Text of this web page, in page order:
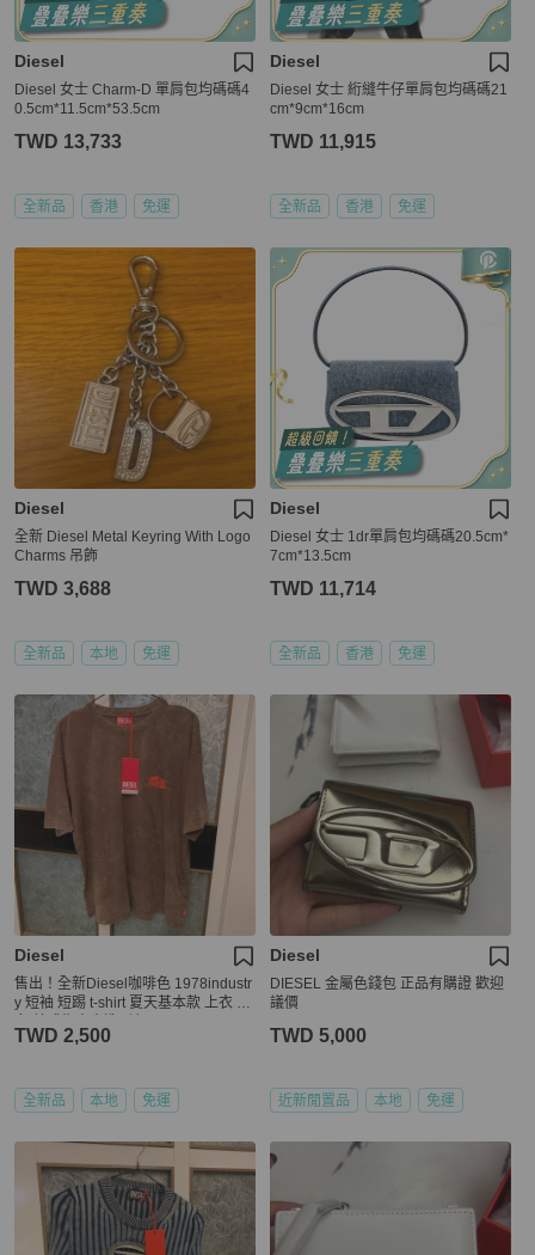
Diesel
Diesel 女士 Charm-D 單肩包均碼碼4
0.5cm*11.5cm*53.5cm
TWD 13,733
全新品 香港 免運
Diesel
Diesel 女士 絎縫牛仔單肩包均碼碼21
cm*9cm*16cm
TWD 11,915
全新品 香港 免運
Diesel
全新 Diesel Metal Keyring With Logo
Charms 吊飾
TWD 3,688
全新品 本地 免運
Diesel
Diesel 女士 1dr單肩包均碼碼20.5cm*
7cm*13.5cm
TWD 11,714
全新品 香港 免運
Diesel
售出！全新Diesel咖啡色 1978industr
y 短袖 短踢 t-shirt 夏天基本款 上衣 男
TWD 2,500
全新品 本地 免運
Diesel
DIESEL 金屬色錢包 正品有購證 歡迎
議價
TWD 5,000
近新閒置品 本地 免運